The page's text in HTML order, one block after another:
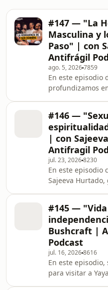
#147 — "La
Masculina y
Paso" | con
Antifrágil
ago. 5, 20267859
En este episodio
profundizamos
integrantes de
una inmersión
analizamos los
que afectan a los
la soledad
desmedida y la
propio mundo
de la charla
#146 —
| con
Antifragil
jul. 23, 20268230
En este episodio
Sajeeva
la escuela Llena
'Respira y relaja la raja' Su
aquí:
https://
Suscríbete a
https://
episodio es
BELEVELS, la
#145 —
Bushcraft |
Podcast
jul. 16, 20268616
En este
para visitar a